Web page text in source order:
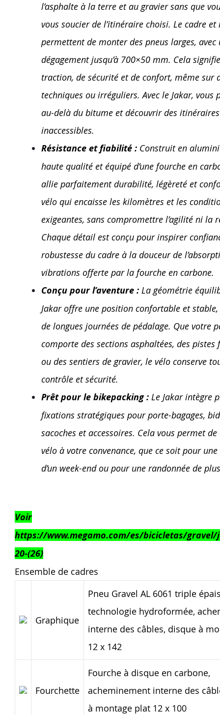
l’asphalte à la terre et au gravier sans que
vous soucier de l’itinéraire choisi. Le cadre
permettent de monter des pneus larges, avec
dégagement jusqu’à 700×50 mm. Cela
traction, de sécurité et de confort, même sur
techniques ou irréguliers. Avec le Jakar, vous
au-delà du bitume et découvrir des
inaccessibles.
Résistance et fiabilité : Construit en
haute qualité et équipé d’une fourche en
allie parfaitement durabilité, légèreté et
vélo qui encaisse les kilomètres et les
exigeantes, sans compromettre l’agilité ni la
Chaque détail est conçu pour inspirer
robustesse du cadre à la douceur de
vibrations offerte par la fourche en carbone.
Conçu pour l’aventure : La géométrie
Jakar offre une position confortable et
de longues journées de pédalage. Que votre
comporte des sections asphaltées, des pistes
ou des sentiers de gravier, le vélo conserve
contrôle et sécurité.
Prêt pour le bikepacking : Le Jakar intègre
fixations stratégiques pour porte-bagages,
sacoches et accessoires. Cela vous permet
vélo à votre convenance, que ce soit pour une
d’un week-end ou pour une randonnée de
Voir
https://www.megamo.com/es/bicicletas/
20-(26)
Ensemble de cadres
Graphique
Pneu Gravel AL 6061 triple
technologie hydroformée,
interne des câbles, disque à
12 x 142
Fourchette
Fourche à disque en carbone,
acheminement interne des
à montage plat 12 x 100